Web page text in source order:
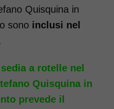
a partire da 69
a domicilio
per
Quisquina in
sono inclusi nel
.
a rotelle nel
Quisquina in
prevede il